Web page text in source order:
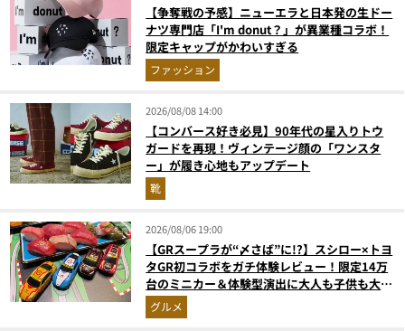
【争奪戦の予感】ニューエラと日本発の生ドー
ナツ専門店「I'm donut？」が異業種コラボ！
限定キャップがかわいすぎる
ファッション
2026/08/08 14:00
【コンバース好き必見】90年代の星入りトウ
ガードを再現！ヴィンテージ顔の「ワンスタ
ー」が履き心地もアップデート
靴
2026/08/06 19:00
【GRスープラが“〆さば”に!?】スシロー×トヨ
タGR初コラボをガチ体験レビュー！限定14万
台のミニカー＆体験型演出に大人も子供も大興
奮間違いなし
グルメ